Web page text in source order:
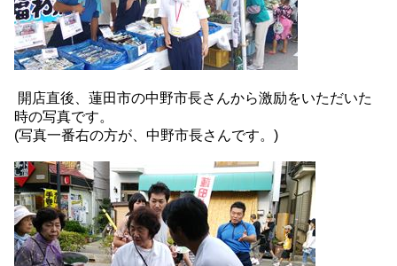
開店直後、蓮田市の中野市長さんから激励をいただいた
時の写真です。
(写真一番右の方が、中野市長さんです。)